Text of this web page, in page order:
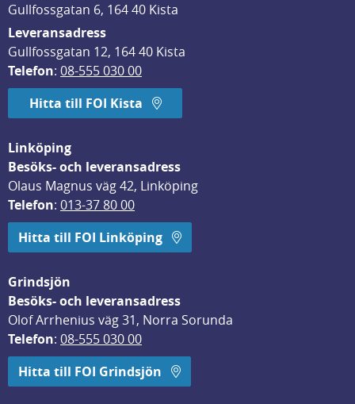
Gullfossgatan 6, 164 40 Kista
Leveransadress
Gullfossgatan 12, 164 40 Kista
Telefon: 08-555 030 00
Hitta till FOI Kista
Linköping
Besöks- och leveransadress
Olaus Magnus väg 42, Linköping
Telefon: 013-37 80 00
Hitta till FOI Linköping
Grindsjön
Besöks- och leveransadress
Olof Arrhenius väg 31, Norra Sorunda
Telefon: 08-555 030 00
Hitta till FOI Grindsjön